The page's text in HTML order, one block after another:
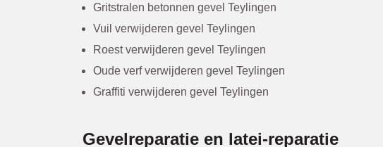
Gritstralen betonnen gevel Teylingen
Vuil verwijderen gevel Teylingen
Roest verwijderen gevel Teylingen
Oude verf verwijderen gevel Teylingen
Graffiti verwijderen gevel Teylingen
Gevelreparatie en latei-reparatie